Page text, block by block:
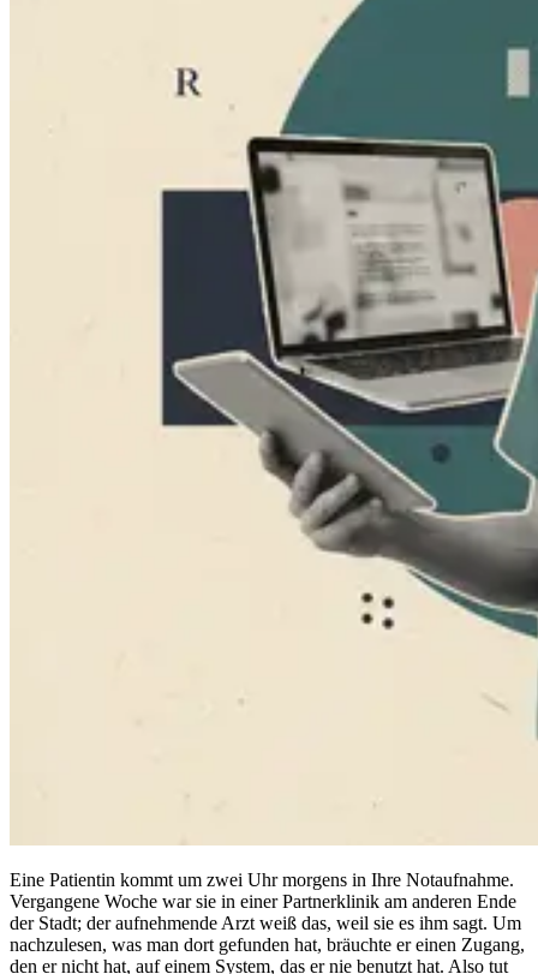
Eine Patientin kommt um zwei Uhr morgens in Ihre Notaufnahme.
Vergangene Woche war sie in einer Partnerklinik am anderen Ende
der Stadt; der aufnehmende Arzt weiß das, weil sie es ihm sagt. Um
nachzulesen, was man dort gefunden hat, bräuchte er einen Zugang,
den er nicht hat, auf einem System, das er nie benutzt hat. Also tut